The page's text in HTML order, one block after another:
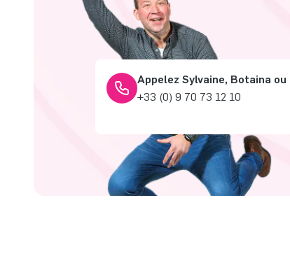
Appelez Sylvaine, Botaina
+33 (0) 9 70 73 12 10